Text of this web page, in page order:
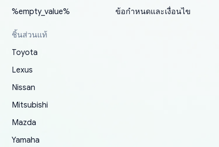
and with no problems. The third order was not
received at all. According to yoshi's shipper, the
parcel was lost somewhere within the U.S.
replacement order was shipped and received.
The only reason for giving them 4 stars instead
order.
about the updates whether the item I added to
my cart is available or not. It's hassle free, I've
had troubles on my previous orders but they
and giving me updates.
packaging and also because i can look for all
parts needed for upgrading from LX to VX
toyota!.
%empty_value%
ข้อกำหนดและเงื่อนไข
ชิ้นส่วนแท้
Toyota
Lexus
Nissan
Mitsubishi
Mazda
Yamaha